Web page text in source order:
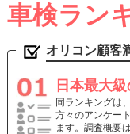
車検ラン
オリコン顧客
日本最大
同ランキングは
方々のアンケー
ます。調査概要は